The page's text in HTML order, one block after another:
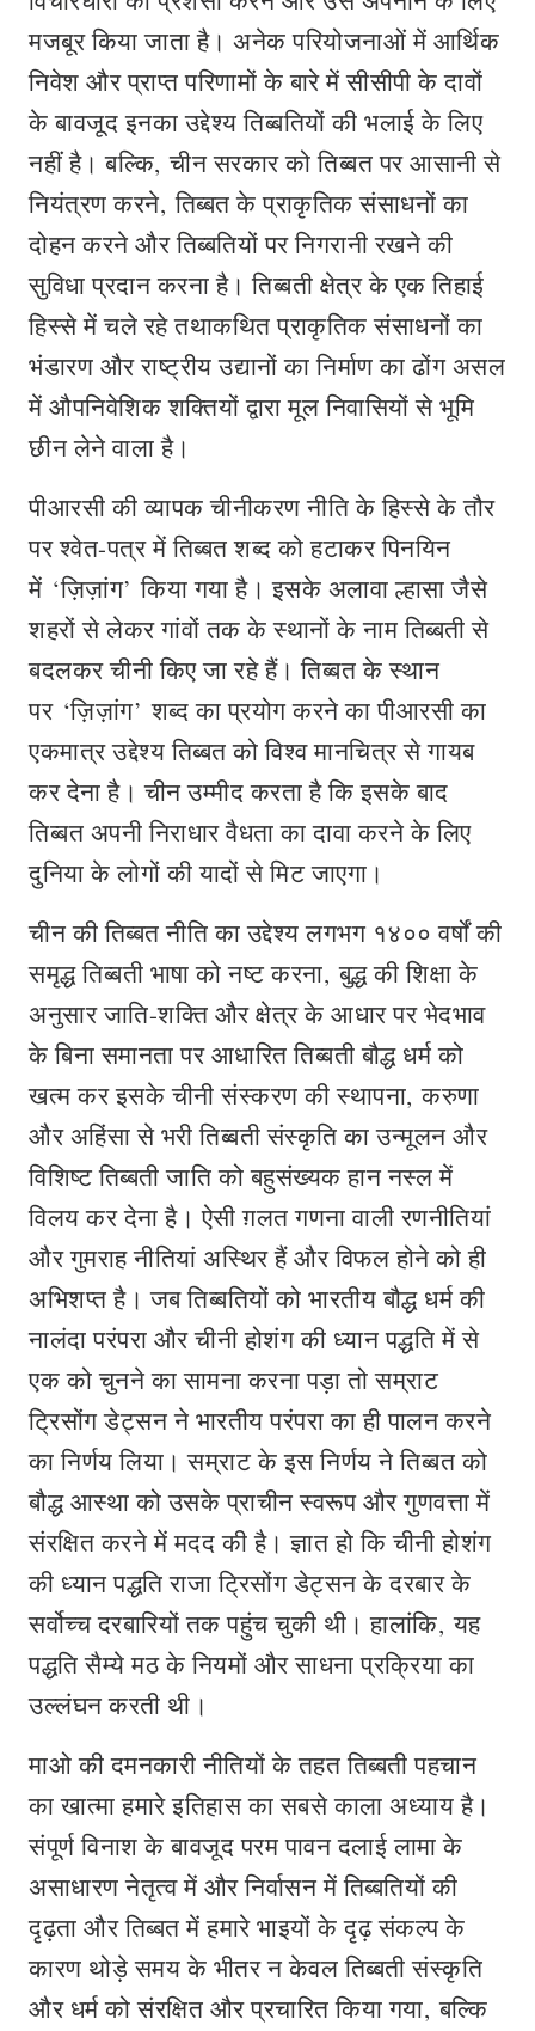
मजबूर किया जाता है। अनेक परियोजनाओं में आर्थिक
निवेश और प्राप्त परिणामों के बारे में सीसीपी के दावों
के बावजूद इनका उद्देश्य तिब्बतियों की भलाई के लिए
नहीं है। बल्कि, चीन सरकार को तिब्बत पर आसानी से
नियंत्रण करने, तिब्बत के प्राकृतिक संसाधनों का
दोहन करने और तिब्बतियों पर निगरानी रखने की
सुविधा प्रदान करना है। तिब्बती क्षेत्र के एक तिहाई
हिस्से में चले रहे तथाकथित प्राकृतिक संसाधनों का
भंडारण और राष्ट्रीय उद्यानों का निर्माण का ढोंग असल
में औपनिवेशिक शक्तियों द्वारा मूल निवासियों से भूमि
छीन लेने वाला है।
पीआरसी की व्यापक चीनीकरण नीति के हिस्से के तौर
पर श्वेत-पत्र में तिब्बत शब्द को हटाकर पिनयिन
में ‘ज़िज़ांग’ किया गया है। इसके अलावा ल्हासा जैसे
शहरों से लेकर गांवों तक के स्थानों के नाम तिब्बती से
बदलकर चीनी किए जा रहे हैं। तिब्बत के स्थान
पर ‘ज़िज़ांग’ शब्द का प्रयोग करने का पीआरसी का
एकमात्र उद्देश्य तिब्बत को विश्व मानचित्र से गायब
कर देना है। चीन उम्‍मीद करता है कि इसके बाद
तिब्बत अपनी निराधार वैधता का दावा करने के लिए
दुनिया के लोगों की यादों से मिट जाएगा।
चीन की तिब्बत नीति का उद्देश्य लगभग १४०० वर्षों की
समृद्ध तिब्बती भाषा को नष्ट करना, बुद्ध की शिक्षा के
अनुसार जाति-शक्ति और क्षेत्र के आधार पर भेदभाव
के बिना समानता पर आधारित तिब्बती बौद्ध धर्म को
खत्‍म कर इसके चीनी संस्‍करण की स्थापना, करुणा
और अहिंसा से भरी तिब्बती संस्कृति का उन्मूलन और
विशिष्ट तिब्बती जाति को बहुसंख्यक हान नस्‍ल में
विलय कर देना है। ऐसी ग़लत गणना वाली रणनीतियां
और गुमराह नीतियां अस्थिर हैं और विफल होने को ही
अभिशप्‍त है। जब तिब्बतियों को भारतीय बौद्ध धर्म की
नालंदा परंपरा और चीनी होशंग की ध्यान पद्धति में से
एक को चुनने का सामना करना पड़ा तो सम्राट
ट्रिसोंग डेट्सन ने भारतीय परंपरा का ही पालन करने
का निर्णय लिया। सम्राट के इस निर्णय ने तिब्बत को
बौद्ध आस्था को उसके प्राचीन स्वरूप और गुणवत्ता में
संरक्षित करने में मदद की है। ज्ञात हो कि चीनी होशंग
की ध्‍यान पद्धति राजा ट्रिसोंग डेट्सन के दरबार के
सर्वोच्‍च दरबारियों तक पहुंच चुकी थी। हालांकि, यह
पद्धति सैम्ये मठ के नियमों और साधना प्रक्रिया का
उल्लंघन करती थी।
माओ की दमनकारी नीतियों के तहत तिब्बती पहचान
का खात्मा हमारे इतिहास का सबसे काला अध्‍याय है।
संपूर्ण विनाश के बावजूद परम पावन दलाई लामा के
असाधारण नेतृत्व में और निर्वासन में तिब्बतियों की
दृढ़ता और तिब्बत में हमारे भाइयों के दृढ़ संकल्प के
कारण थोड़े समय के भीतर न केवल तिब्बती संस्कृति
और धर्म को संरक्षित और प्रचारित किया गया, बल्कि